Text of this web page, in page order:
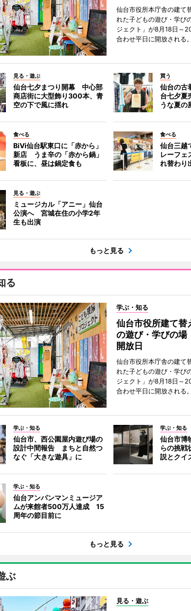
仙台市役所本庁舎の建て
れた子どもの遊び・学び
ジェクト」が8月18日～
合わせ平日に開放される。
見る・遊ぶ
仙台七夕まつり開幕 中心部
商店街に大型飾り300本、青
空の下で風に揺れ
買う
仙台の古
台七夕
うな夏の
食べる
BiVi仙台駅東口に「赤から」
新店 うま辛の「赤から鍋」
看板に、昼は鍋定食も
食べる
仙台三越
レーフ
れ替わり
見る・遊ぶ
ミュージカル「アニー」仙台
公演へ 宮城在住の小学2年
生も出演
もっと見る
る
学ぶ・知る
仙台市役所建て替
の遊び・学びの
開放日
仙台市役所本庁舎の建て
れた子どもの遊び・学び
ジェクト」が8月18日～
合わせ平日に開放される。
学ぶ・知る
仙台市、西公園屋内遊び場の
設計中間報告 まちと自然つ
なぐ「大きな遊具」に
学ぶ・知る
仙台市博
らの挑
説とクイ
学ぶ・知る
仙台アンパンマンミュージア
ムが来館者500万人達成 15
周年の節目前に
もっと見る
ぶ
見る・遊ぶ